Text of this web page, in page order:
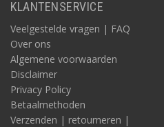
KLANTENSERVICE
Veelgestelde vragen | FAQ
Over ons
Algemene voorwaarden
Disclaimer
Privacy Policy
Betaalmethoden
Verzenden | retourneren |